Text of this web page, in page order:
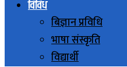
विविध
बिज्ञान प्रविधि
भाषा संस्कृति
विद्यार्थी